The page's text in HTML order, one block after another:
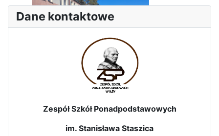
Zakończenie praktyk w
Rozpoczęcie kampanii „Gotowi
na kryzys” w ZSP w Iłży
Dane kontaktowe
Zespół Szkół Ponadpodstawowych
im. Stanisława Staszica